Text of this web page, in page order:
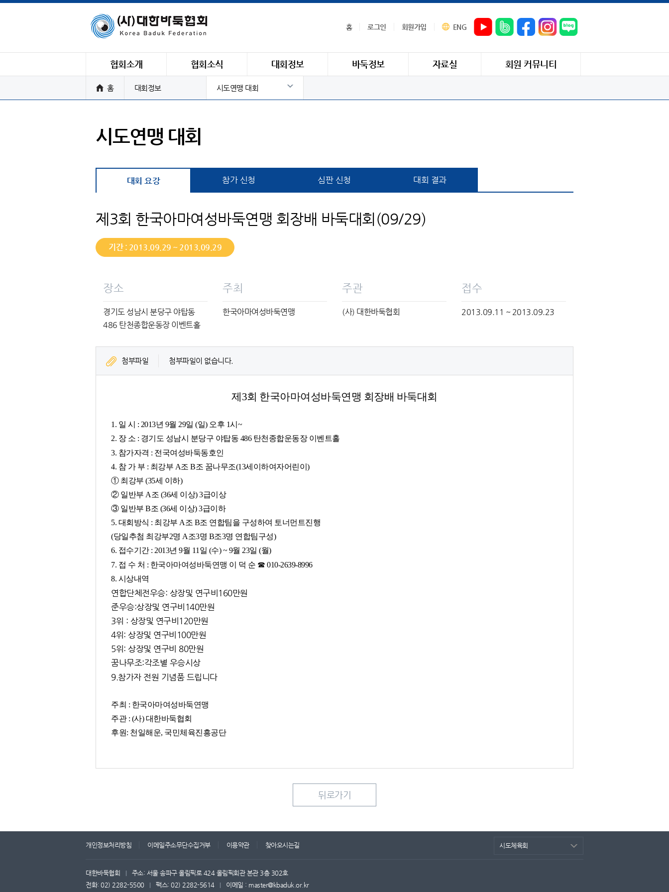
홈 로그인 회원가입 ENG
협회소개 협회소식 대회정보 바둑정보 자료실 회원 커뮤니티
홈 대회정보 시도연맹 대회
시도연맹 대회
대회 요강 참가 신청 심판 신청 대회 결과
제3회 한국아마여성바둑연맹 회장배 바둑대회(09/29)
기간 : 2013.09.29 ~ 2013.09.29
장소
경기도 성남시 분당구 야탑동
486 탄천종합운동장 이벤트홀
주최
한국아마여성바둑연맹
주관
(사) 대한바둑협회
접수
2013.09.11 ~ 2013.09.23
첨부파일 첨부파일이 없습니다.
제3회 한국아마여성바둑연맹 회장배 바둑대회
1. 일 시 : 2013년 9월 29일 (일) 오후 1시~
2. 장 소 : 경기도 성남시 분당구 야탑동 486 탄천종합운동장 이벤트홀
3. 참가자격 : 전국여성바둑동호인
4. 참 가 부 : 최강부 A조 B조 꿈나무조(13세이하여자어린이)
① 최강부 (35세 이하)
② 일반부 A조 (36세 이상) 3급이상
③ 일반부 B조 (36세 이상) 3급이하
5. 대회방식 : 최강부 A조 B조 연합팀을 구성하여 토너먼트진행
(당일추첨 최강부2명 A조3명 B조3명 연합팀구성)
6. 접수기간 : 2013년 9월 11일 (수) ~ 9월 23일 (월)
7. 접 수 처 : 한국아마여성바둑연맹 이 덕 순 ☎ 010-2639-8996
8. 시상내역
연합단체전우승: 상장및 연구비160만원
준우승:상장및 연구비140만원
3위 : 상장및 연구비120만원
4위: 상장및 연구비100만원
5위: 상장및 연구비 80만원
꿈나무조:각조별 우승시상
9.참가자 전원 기념품 드립니다
주최 : 한국아마여성바둑연맹
주관 : (사) 대한바둑협회
후원: 천일해운, 국민체육진흥공단
뒤로가기
개인정보처리방침 이메일주소무단수집거부 이용약관 찾아오시는길
대한바둑협회
주소: 서울 송파구 올림픽로 424 올림픽회관 본관 3층 302호
전화: 02) 2282-5500
팩스: 02) 2282-5614 이메일 : master@kbaduk.or.kr